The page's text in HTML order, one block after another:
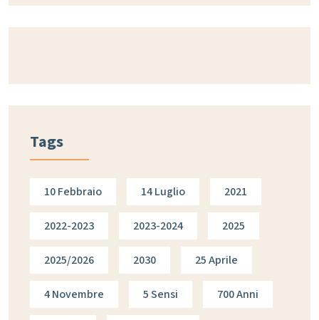
Tags
10 Febbraio 14 Luglio 2021
2022-2023 2023-2024 2025
2025/2026 2030 25 Aprile
4 Novembre 5 Sensi 700 Anni